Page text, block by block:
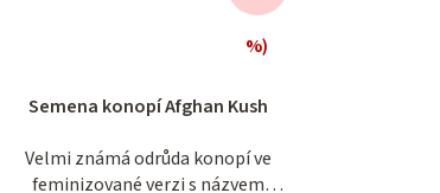
Semena konopí Afghan Kush
Velmi známá odrůda konopí ve
feminizované verzi s názvem
%)
produktu
3,1